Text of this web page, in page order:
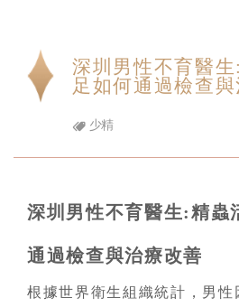
深圳男性不育醫
足如何通過檢查
少精
深圳男性不育醫生:精蟲
通過檢查與治療改善
根據世界衛生組織統計，男性